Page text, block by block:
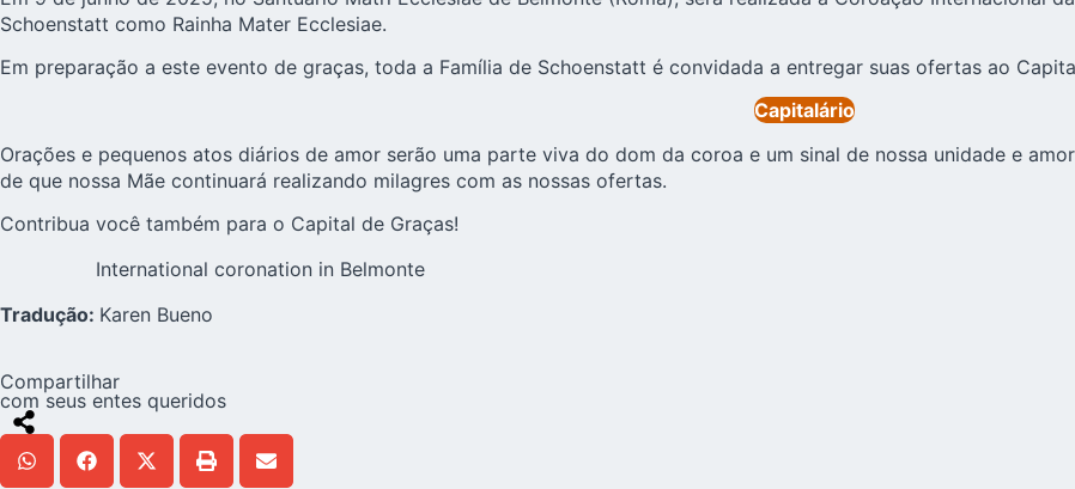
Schoenstatt como Rainha Mater Ecclesiae.
Em preparação a este evento de graças, toda a Família de Schoenstatt é convidada a entregar suas ofertas ao
Capitalário
Orações e pequenos atos diários de amor serão uma parte viva do dom da coroa e um sinal de nossa unidade e
de que nossa Mãe continuará realizando milagres com as nossas ofertas.
Contribua você também para o Capital de Graças!
International coronation in Belmonte
Tradução: Karen Bueno
Compartilhar
com seus entes queridos